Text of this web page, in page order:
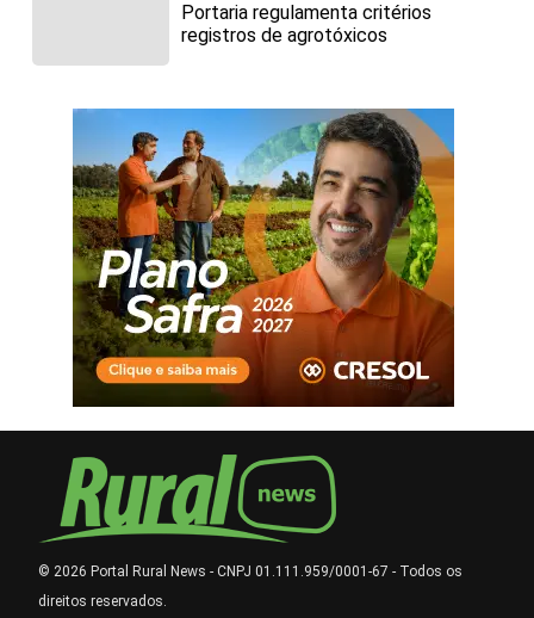
Portaria regulamenta critérios
registros de agrotóxicos
© 2026 Portal Rural News - CNPJ 01.111.959/0001-67 - Todos os
direitos reservados.